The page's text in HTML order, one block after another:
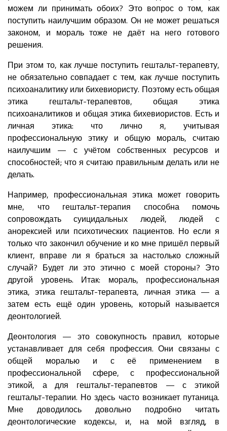
можем ли принимать обоих? Это вопрос о том, как
поступить наилучшим образом. Он не может решаться
законом, и мораль тоже не даёт на него готового
решения.
При этом то, как лучше поступить гештальт-терапевту,
не обязательно совпадает с тем, как лучше поступить
психоаналитику или бихевиористу. Поэтому есть общая
этика гештальт-терапевтов, общая этика
психоаналитиков и общая этика бихевиористов. Есть и
личная этика: что лично я, учитывая
профессиональную этику и общую мораль, считаю
наилучшим — с учётом собственных ресурсов и
способностей; что я считаю правильным делать или не
делать.
Например, профессиональная этика может говорить
мне, что гештальт-терапия способна помочь
сопровождать суицидальных людей, людей с
анорексией или психотических пациентов. Но если я
только что закончил обучение и ко мне пришёл первый
клиент, вправе ли я браться за настолько сложный
случай? Будет ли это этично с моей стороны? Это
другой уровень. Итак: мораль, профессиональная
этика, этика гештальт-терапевта, личная этика — а
затем есть ещё один уровень, который называется
деонтологией.
Деонтология — это совокупность правил, которые
устанавливает для себя профессия. Они связаны с
общей моралью и с её применением в
профессиональной сфере, с профессиональной
этикой, а для гештальт-терапевтов — с этикой
гештальт-терапии. Но здесь часто возникает путаница.
Мне доводилось довольно подробно читать
деонтологические кодексы, и, на мой взгляд, в